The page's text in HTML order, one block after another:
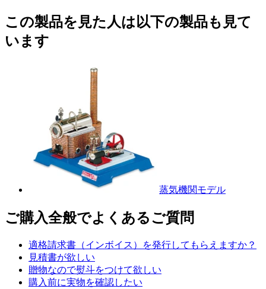
この製品を見た人は以下の製品も見て
います
蒸気機関モデル
ご購入全般でよくあるご質問
適格請求書（インボイス）を発行してもらえますか？
見積書が欲しい
贈物なので熨斗をつけて欲しい
購入前に実物を確認したい